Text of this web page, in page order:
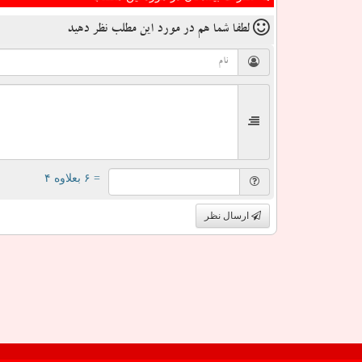
لطفا شما هم در مورد این مطلب نظر دهید
= ۶ بعلاوه ۴
ارسال نظر